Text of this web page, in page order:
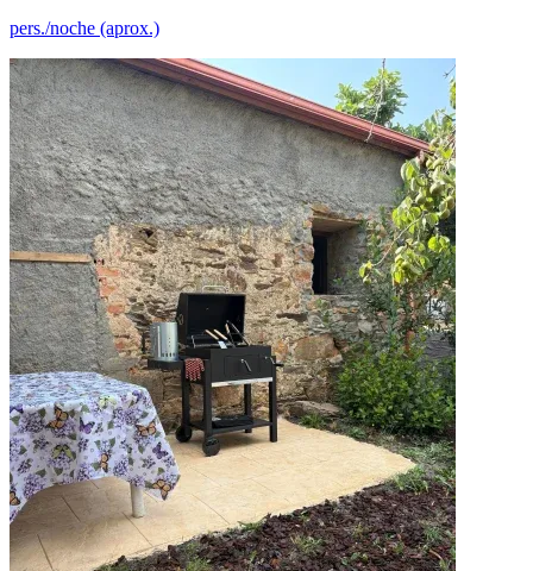
pers./noche (aprox.)